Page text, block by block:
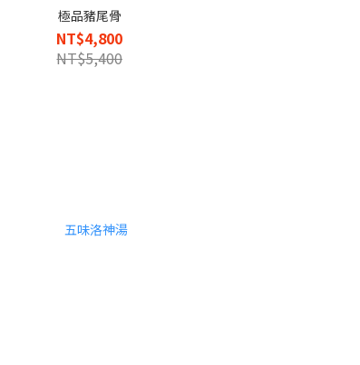
極品豬尾骨
NT$4,800
NT$5,400